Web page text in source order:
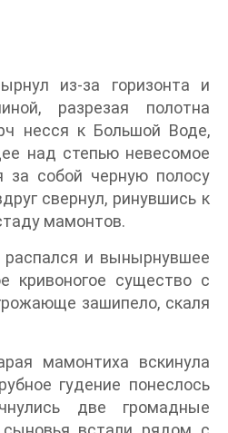
из-за горизонта и
разрезая полотна
несся к Большой Воде,
над степью невесомое
за собой черную полосу
свернул, ринувшись к
мамонтов.
и вынырнувшее
кривоногое существо с
зашипело, скаля
мамонтиха вскинула
гудение понеслось
две громадные